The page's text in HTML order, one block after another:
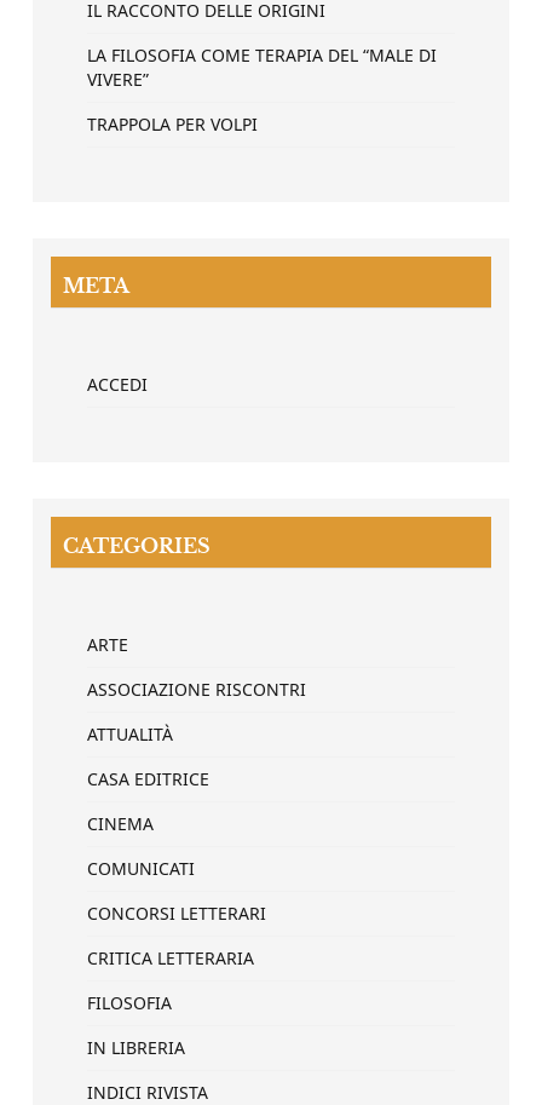
IL RACCONTO DELLE ORIGINI
LA FILOSOFIA COME TERAPIA DEL “MALE DI
VIVERE”
TRAPPOLA PER VOLPI
META
ACCEDI
CATEGORIES
ARTE
ASSOCIAZIONE RISCONTRI
ATTUALITÀ
CASA EDITRICE
CINEMA
COMUNICATI
CONCORSI LETTERARI
CRITICA LETTERARIA
FILOSOFIA
IN LIBRERIA
INDICI RIVISTA